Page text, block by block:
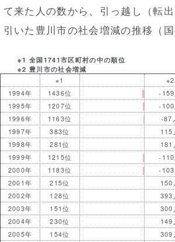
て来た人の数から、引っ越し（転
引いた豊川市の社会増減の推移（国
※1 全国1741市区町村の中の順位
※2 豊川市の社会増減
※1
※2
1994年
1436位
-159
1995年
1207位
-100
1996年
1163位
-87
1997年
383位
115
1998年
281位
181
1999年
1215位
-110
2000年
1183位
-103
2001年
215位
150
2002年
128位
393
2003年
151位
300
2004年
230位
149
2005年
154位 309